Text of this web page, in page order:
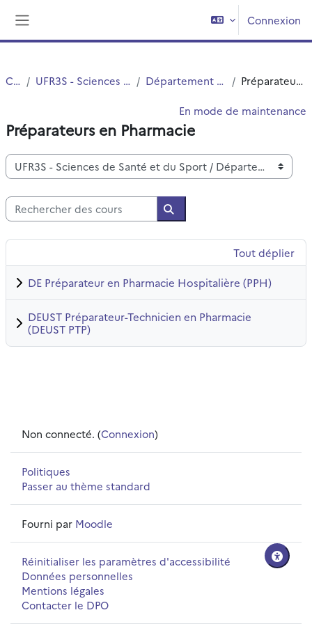
Connexion
Cours UFR3S - Sciences de Santé et du Sport Département UFR3S - Pharmacie Préparateurs en Pharmacie
En mode de maintenance
Préparateurs en Pharmacie
Catégories de cours
Rechercher des cours
Rechercher des cours
Tout déplier
DE Préparateur en Pharmacie Hospitalière (PPH)
DEUST Préparateur-Technicien en Pharmacie
(DEUST PTP)
Non connecté. (Connexion)
Politiques
Passer au thème standard
Fourni par Moodle
Réinitialiser les paramètres d'accessibilité
Données personnelles
Mentions légales
Contacter le DPO